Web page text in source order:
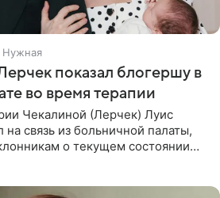
Нужная
показал блогершу в
во время терапии
Чекалиной (Лерчек) Луис
связь из больничной палаты,
о текущем состоянии